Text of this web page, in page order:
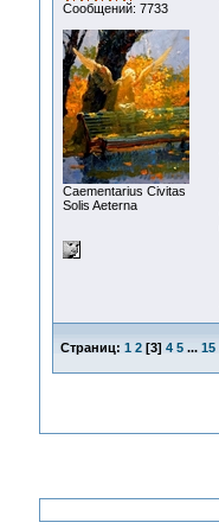
Сообщений: 7733
Сaementarius Civitas
Solis Aeterna
Страниц: 1 2[3] 4 5 ... 15